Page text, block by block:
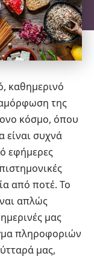
καθημερινό
της
κόσμο, όπου
είναι συχνά
εφήμερες
από ποτέ. Το
απλώς
μας
πληροφοριών
μας,